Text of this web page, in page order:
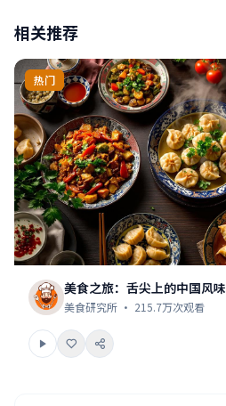
相关推荐
热门
美食之旅：舌尖上的中国风味
美食研究所 · 215.7万次观看